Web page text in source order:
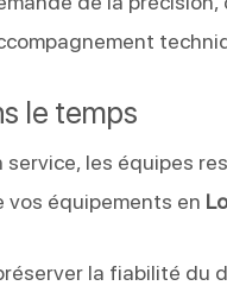
le temps
service, les équipes
vos équipements en
la fiabilité du